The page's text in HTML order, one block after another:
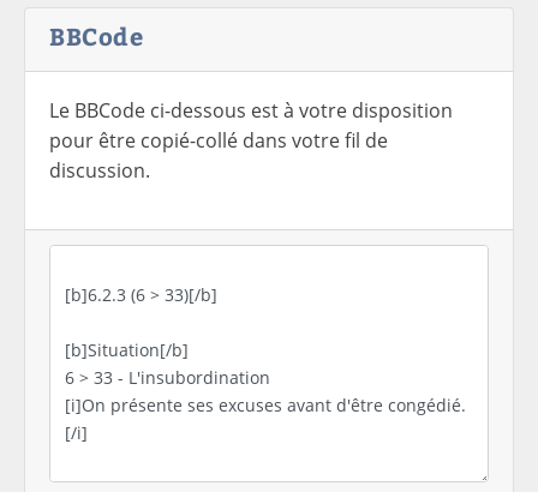
BBCode
Le BBCode ci-dessous est à votre disposition
pour être copié-collé dans votre fil de
discussion.